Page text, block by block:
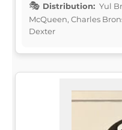
Distribution: Yul
McQueen, Charles
Dexter